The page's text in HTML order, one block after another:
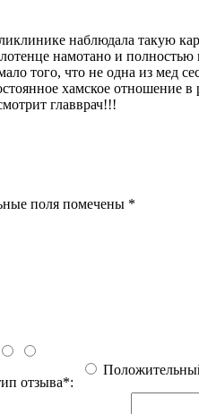
наблюдала такую
намотано и
того, что не одна из мед
хамское отношение в
главврач!!!
поля помечены *
отзыва*: